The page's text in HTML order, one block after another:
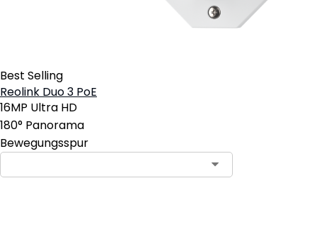
Best Selling
Reolink Duo 3 PoE
16MP Ultra HD
180° Panorama
Bewegungsspur